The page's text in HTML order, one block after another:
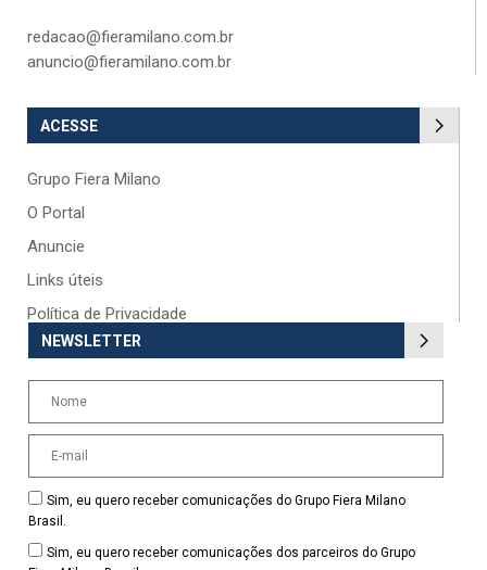
redacao@fieramilano.com.br
anuncio@fieramilano.com.br
ACESSE
Grupo Fiera Milano
O Portal
Anuncie
Links úteis
Política de Privacidade
NEWSLETTER
Sim, eu quero receber comunicações do Grupo Fiera Milano
Brasil.
Sim, eu quero receber comunicações dos parceiros do Grupo